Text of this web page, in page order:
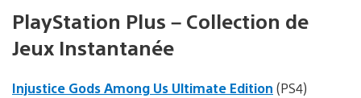
PlayStation Plus – Collection de
Jeux Instantanée
Injustice Gods Among Us Ultimate Edition (PS4)